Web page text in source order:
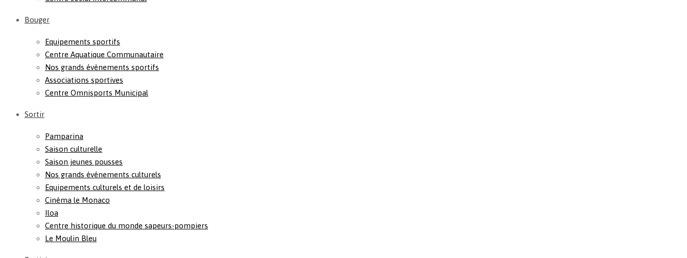
Bouger
Equipements sportifs
Centre Aquatique Communautaire
Nos grands évènements sportifs
Associations sportives
Centre Omnisports Municipal
Sortir
Pamparina
Saison culturelle
Saison jeunes pousses
Nos grands événements culturels
Equipements culturels et de loisirs
Cinéma le Monaco
Iloa
Centre historique du monde sapeurs-pompiers
Le Moulin Bleu